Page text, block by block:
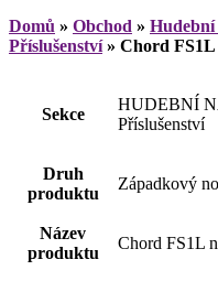
Domů » Obchod » Hudební
Příslušenství» Chord FS1L
Sekce
HUDEBNÍ
Příslušenství
Druh
produktu
Západkový
Název
produktu
Chord FS1L